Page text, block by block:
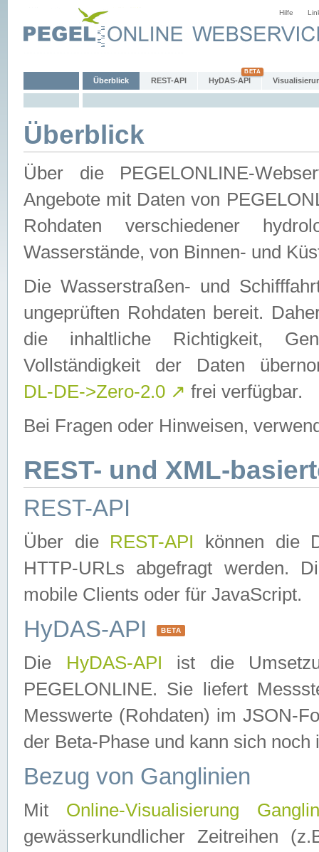
Hilfe
Überblick REST-API HyDAS-API
Überblick
Über die PEGELONLINE-
Angebote mit Daten von
Rohdaten verschiedener
Wasserstände, von Binnen- und
Die Wasserstraßen- und
ungeprüften Rohdaten bereit.
die inhaltliche Richtigkeit,
Vollständigkeit der Daten
DL-DE->Zero-2.0 ↗ frei verfügbar.
Bei Fragen oder Hinweisen,
REST- und XML-
REST-API
Über die REST-API können die
HTTP-URLs abgefragt werden.
mobile Clients oder für JavaScript.
HyDAS-API BETA
Die HyDAS-API ist die
PEGELONLINE. Sie liefert
Messwerte (Rohdaten) im JSON-
der Beta-Phase und kann sich noch
Bezug von Ganglinien
Mit Online-Visualisierung
gewässerkundlicher Zeitreihen